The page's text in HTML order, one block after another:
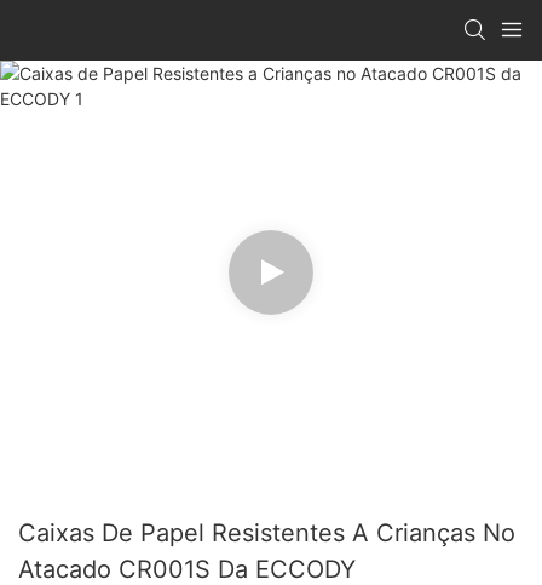
Caixas De Papel Resistentes A Crianças No
Atacado CR001S Da ECCODY